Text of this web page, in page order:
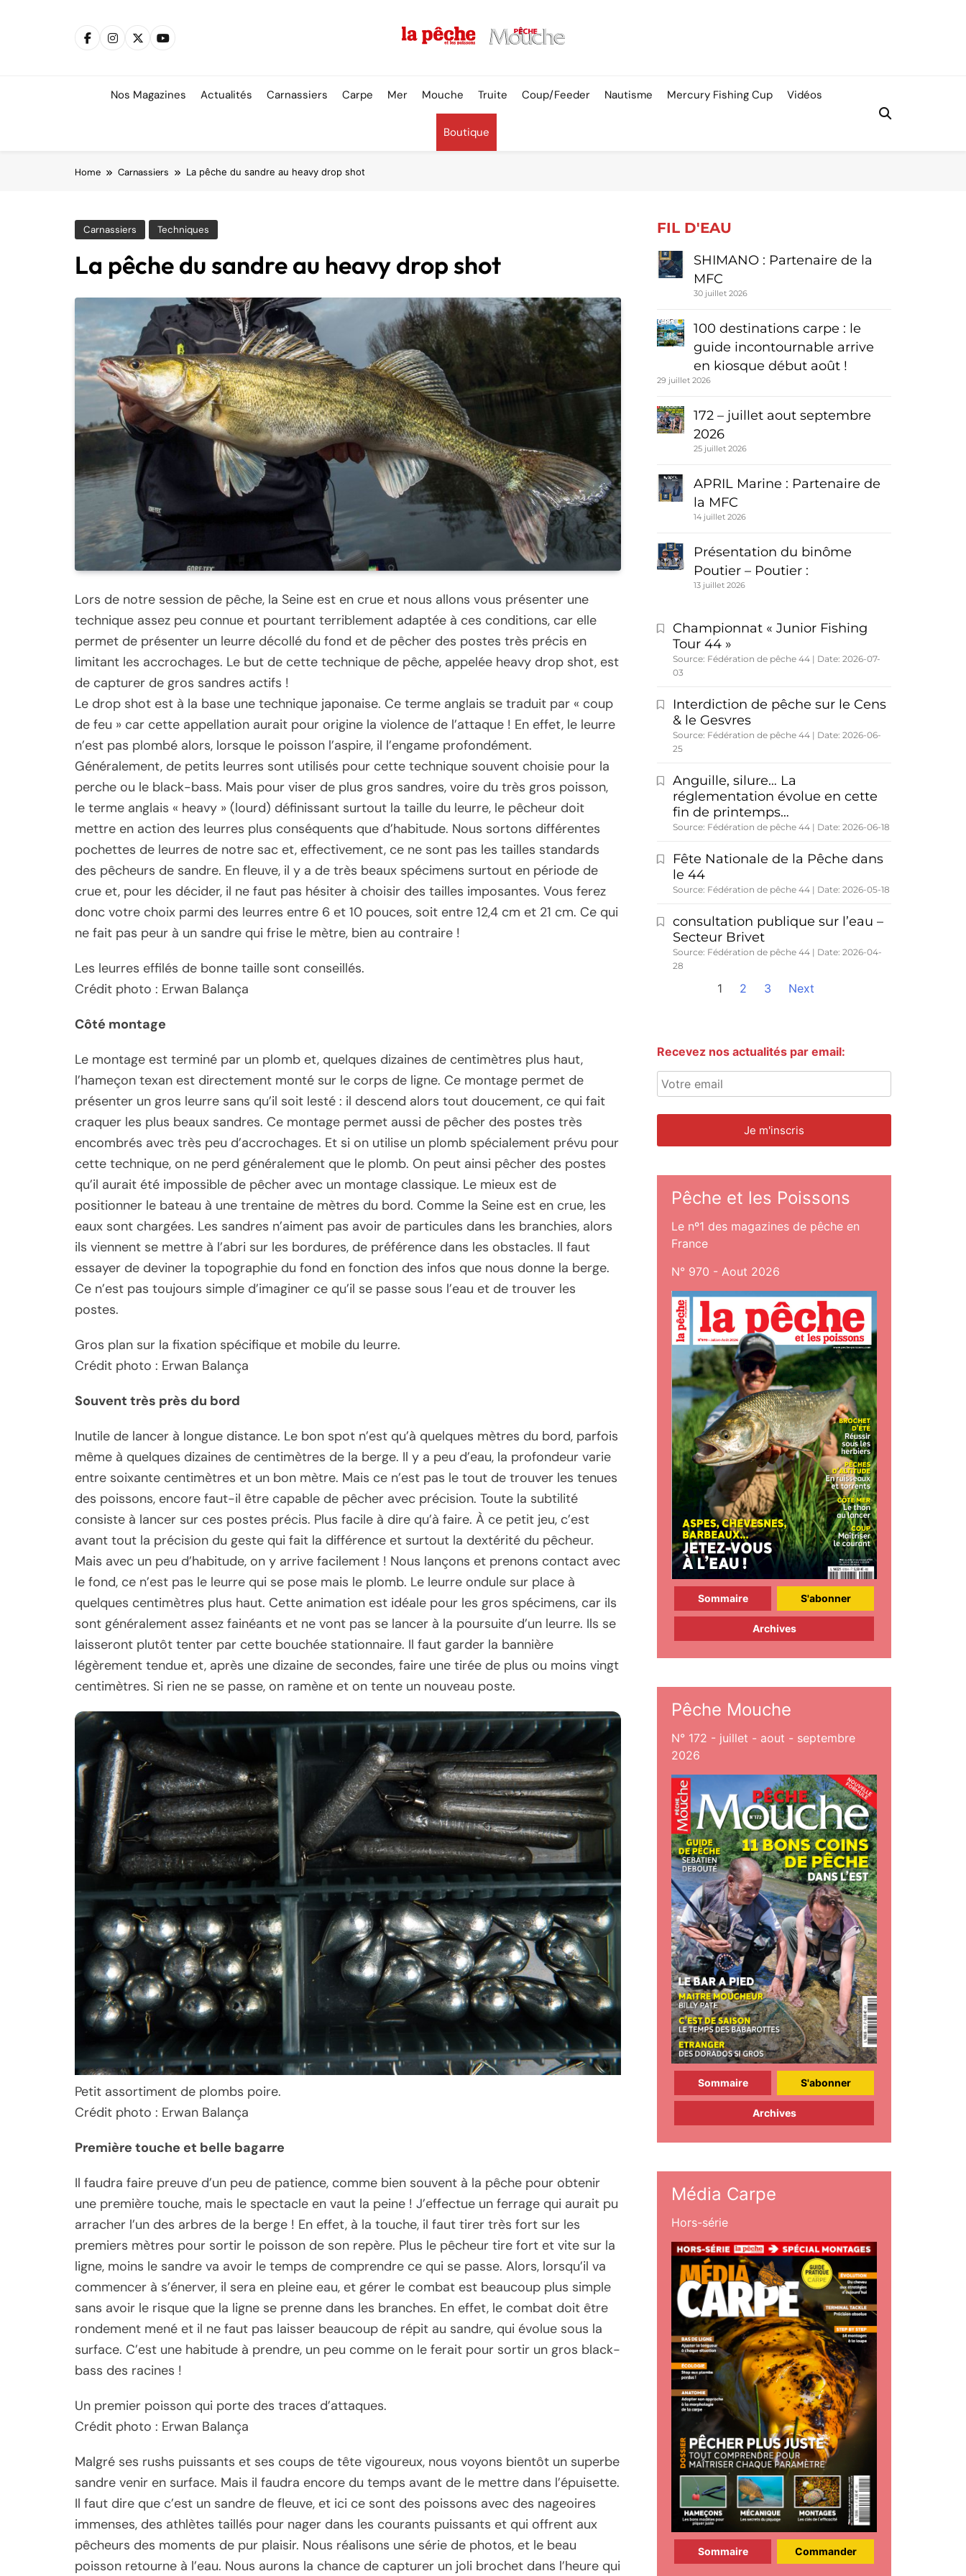
Nos Magazines Actualités Carnassiers Carpe Mer Mouche Truite Coup/Feeder Nautisme Mercury Fishing Cup Vidéos
Boutique
Home Carnassiers La pêche du sandre au heavy drop shot
Carnassiers Techniques
La pêche du sandre au heavy drop shot
Lors de notre session de pêche, la Seine est en crue et nous allons vous présenter une
technique assez peu connue et pourtant terriblement adaptée à ces conditions, car elle
permet de présenter un leurre décollé du fond et de pêcher des postes très précis en
limitant les accrochages. Le but de cette technique de pêche, appelée heavy drop shot, est
de capturer de gros sandres actifs !
Le drop shot est à la base une technique japonaise. Ce terme anglais se traduit par « coup
de feu » car cette appellation aurait pour origine la violence de l’attaque ! En effet, le leurre
n’est pas plombé alors, lorsque le poisson l’aspire, il l’engame profondément.
Généralement, de petits leurres sont utilisés pour cette technique souvent choisie pour la
perche ou le black-bass. Mais pour viser de plus gros sandres, voire du très gros poisson,
le terme anglais « heavy » (lourd) définissant surtout la taille du leurre, le pêcheur doit
mettre en action des leurres plus conséquents que d’habitude. Nous sortons différentes
pochettes de leurres de notre sac et, effectivement, ce ne sont pas les tailles standards
des pêcheurs de sandre. En fleuve, il y a de très beaux spécimens surtout en période de
crue et, pour les décider, il ne faut pas hésiter à choisir des tailles imposantes. Vous ferez
donc votre choix parmi des leurres entre 6 et 10 pouces, soit entre 12,4 cm et 21 cm. Ce qui
ne fait pas peur à un sandre qui frise le mètre, bien au contraire !
Les leurres effilés de bonne taille sont conseillés.
Crédit photo : Erwan Balança
Côté montage
Le montage est terminé par un plomb et, quelques dizaines de centimètres plus haut,
l’hameçon texan est directement monté sur le corps de ligne. Ce montage permet de
présenter un gros leurre sans qu’il soit lesté : il descend alors tout doucement, ce qui fait
craquer les plus beaux sandres. Ce montage permet aussi de pêcher des postes très
encombrés avec très peu d’accrochages. Et si on utilise un plomb spécialement prévu pour
cette technique, on ne perd généralement que le plomb. On peut ainsi pêcher des postes
qu’il aurait été impossible de pêcher avec un montage classique. Le mieux est de
positionner le bateau à une trentaine de mètres du bord. Comme la Seine est en crue, les
eaux sont chargées. Les sandres n’aiment pas avoir de particules dans les branchies, alors
ils viennent se mettre à l’abri sur les bordures, de préférence dans les obstacles. Il faut
essayer de deviner la topographie du fond en fonction des infos que nous donne la berge.
Ce n’est pas toujours simple d’imaginer ce qu’il se passe sous l’eau et de trouver les
postes.
Gros plan sur la fixation spécifique et mobile du leurre.
Crédit photo : Erwan Balança
Souvent très près du bord
Inutile de lancer à longue distance. Le bon spot n’est qu’à quelques mètres du bord, parfois
même à quelques dizaines de centimètres de la berge. Il y a peu d’eau, la profondeur varie
entre soixante centimètres et un bon mètre. Mais ce n’est pas le tout de trouver les tenues
des poissons, encore faut-il être capable de pêcher avec précision. Toute la subtilité
consiste à lancer sur ces postes précis. Plus facile à dire qu’à faire. À ce petit jeu, c’est
avant tout la précision du geste qui fait la différence et surtout la dextérité du pêcheur.
Mais avec un peu d’habitude, on y arrive facilement ! Nous lançons et prenons contact avec
le fond, ce n’est pas le leurre qui se pose mais le plomb. Le leurre ondule sur place à
quelques centimètres plus haut. Cette animation est idéale pour les gros spécimens, car ils
sont généralement assez fainéants et ne vont pas se lancer à la poursuite d’un leurre. Ils se
laisseront plutôt tenter par cette bouchée stationnaire. Il faut garder la bannière
légèrement tendue et, après une dizaine de secondes, faire une tirée de plus ou moins vingt
centimètres. Si rien ne se passe, on ramène et on tente un nouveau poste.
Petit assortiment de plombs poire.
Crédit photo : Erwan Balança
Première touche et belle bagarre
Il faudra faire preuve d’un peu de patience, comme bien souvent à la pêche pour obtenir
une première touche, mais le spectacle en vaut la peine ! J’effectue un ferrage qui aurait pu
arracher l’un des arbres de la berge ! En effet, à la touche, il faut tirer très fort sur les
premiers mètres pour sortir le poisson de son repère. Plus le pêcheur tire fort et vite sur la
ligne, moins le sandre va avoir le temps de comprendre ce qui se passe. Alors, lorsqu’il va
commencer à s’énerver, il sera en pleine eau, et gérer le combat est beaucoup plus simple
sans avoir le risque que la ligne se prenne dans les branches. En effet, le combat doit être
rondement mené et il ne faut pas laisser beaucoup de répit au sandre, qui évolue sous la
surface. C’est une habitude à prendre, un peu comme on le ferait pour sortir un gros black-
bass des racines !
Un premier poisson qui porte des traces d’attaques.
Crédit photo : Erwan Balança
Malgré ses rushs puissants et ses coups de tête vigoureux, nous voyons bientôt un superbe
sandre venir en surface. Mais il faudra encore du temps avant de le mettre dans l’épuisette.
Il faut dire que c’est un sandre de fleuve, et ici ce sont des poissons avec des nageoires
immenses, des athlètes taillés pour nager dans les courants puissants et qui offrent aux
pêcheurs des moments de pur plaisir. Nous réalisons une série de photos, et le beau
poisson retourne à l’eau. Nous aurons la chance de capturer un joli brochet dans l’heure qui
FIL D'EAU
SHIMANO : Partenaire de la
MFC
30 juillet 2026
100 destinations carpe : le
guide incontournable arrive
en kiosque début août !
29 juillet 2026
172 – juillet aout septembre
2026
25 juillet 2026
APRIL Marine : Partenaire de
la MFC
14 juillet 2026
Présentation du binôme
Poutier – Poutier :
13 juillet 2026
Championnat « Junior Fishing
Tour 44 »
Source: Fédération de pêche 44
Date: 2026-07-
03
Interdiction de pêche sur le Cens
& le Gesvres
Source: Fédération de pêche 44
Date: 2026-06-
25
Anguille, silure… La
réglementation évolue en cette
fin de printemps…
Source: Fédération de pêche 44 Date: 2026-06-18
Fête Nationale de la Pêche dans
le 44
Source: Fédération de pêche 44 Date: 2026-05-18
consultation publique sur l’eau –
Secteur Brivet
Source: Fédération de pêche 44
Date: 2026-04-
28
1 2 3 Next
Recevez nos actualités par email:
Pêche et les Poissons
Le nº1 des magazines de pêche en
France
N° 970 - Aout 2026
Sommaire S'abonner
Archives
Pêche Mouche
N° 172 - juillet - aout - septembre
2026
Sommaire S'abonner
Archives
Média Carpe
Hors-série
Sommaire Commander